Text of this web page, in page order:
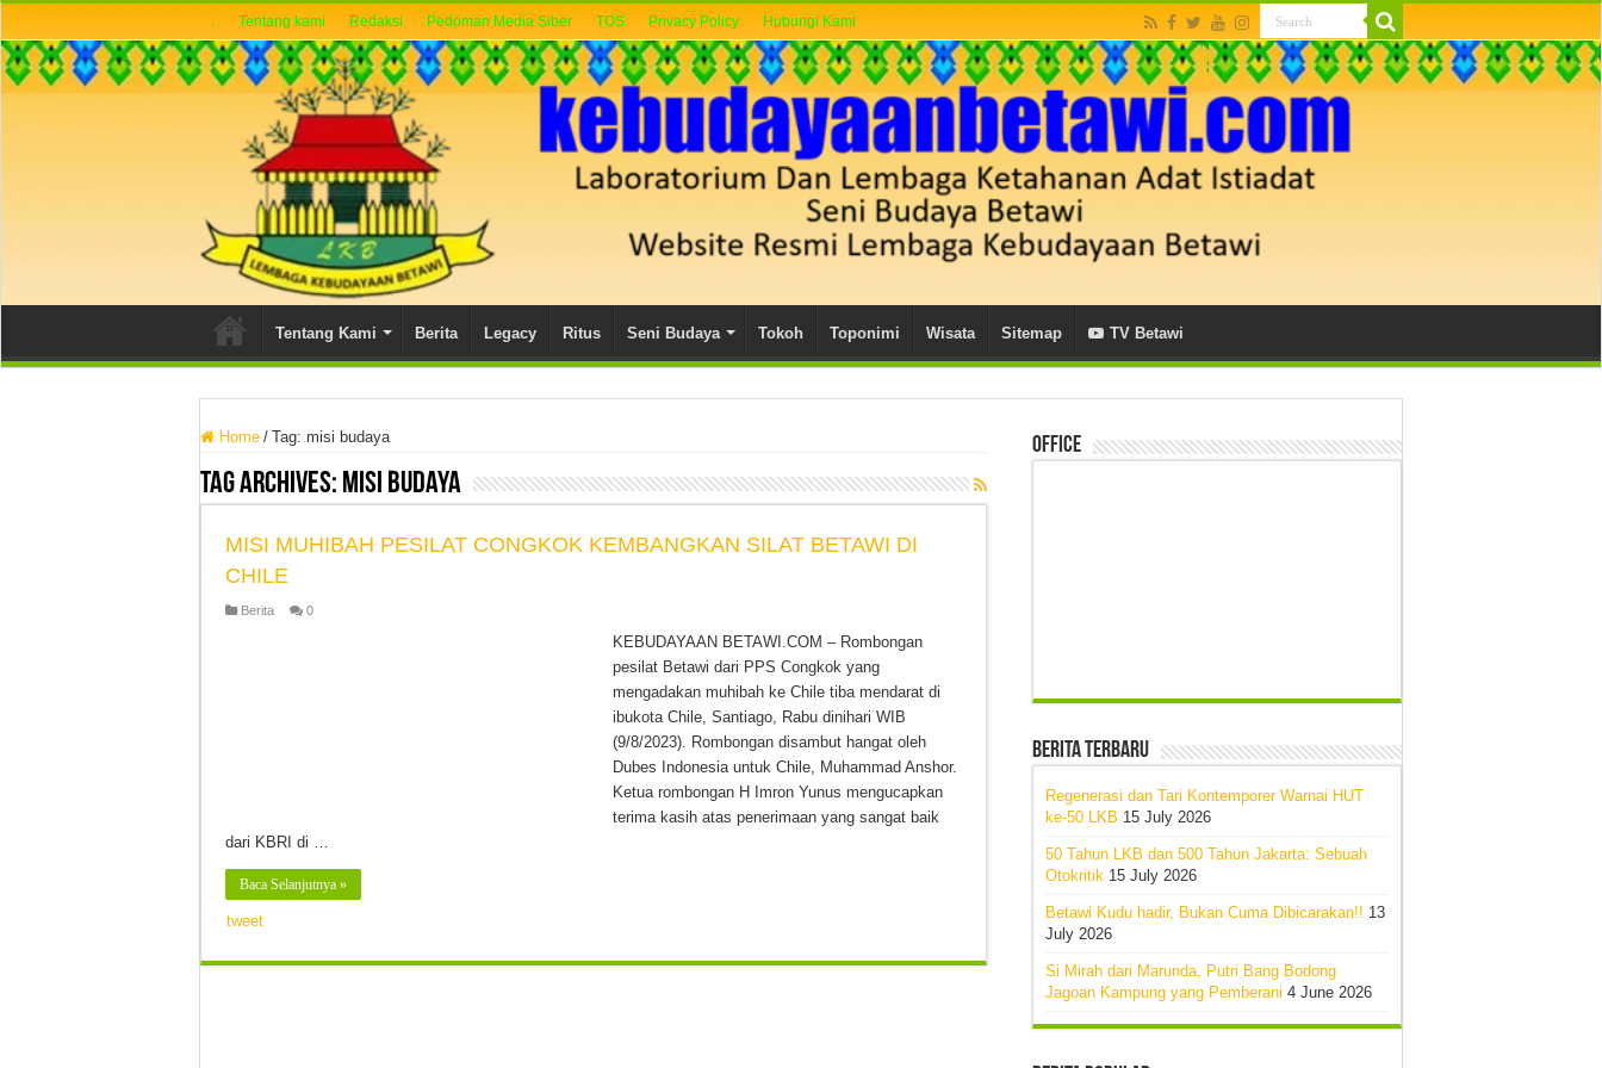
. Tentang kami Redaksi Pedoman Media Siber TOS Privacy Policy Hubungi Kami
Tentang Kami Berita Legacy Ritus Seni Budaya Tokoh Toponimi Wisata Sitemap TV Betawi
Home / Tag: misi budaya
Tag Archives: misi budaya
MISI MUHIBAH PESILAT CONGKOK KEMBANGKAN SILAT BETAWI DI
CHILE
Berita 0
KEBUDAYAAN BETAWI.COM – Rombongan
pesilat Betawi dari PPS Congkok yang
mengadakan muhibah ke Chile tiba mendarat di
ibukota Chile, Santiago, Rabu dinihari WIB
(9/8/2023). Rombongan disambut hangat oleh
Dubes Indonesia untuk Chile, Muhammad Anshor.
Ketua rombongan H Imron Yunus mengucapkan
terima kasih atas penerimaan yang sangat baik
dari KBRI di …
Baca Selanjutnya »
tweet
Office
Berita Terbaru
Regenerasi dan Tari Kontemporer Warnai HUT
ke-50 LKB 15 July 2026
50 Tahun LKB dan 500 Tahun Jakarta: Sebuah
Otokritik 15 July 2026
Betawi Kudu hadir, Bukan Cuma Dibicarakan!! 13
July 2026
Si Mirah dari Marunda, Putri Bang Bodong
Jagoan Kampung yang Pemberani 4 June 2026